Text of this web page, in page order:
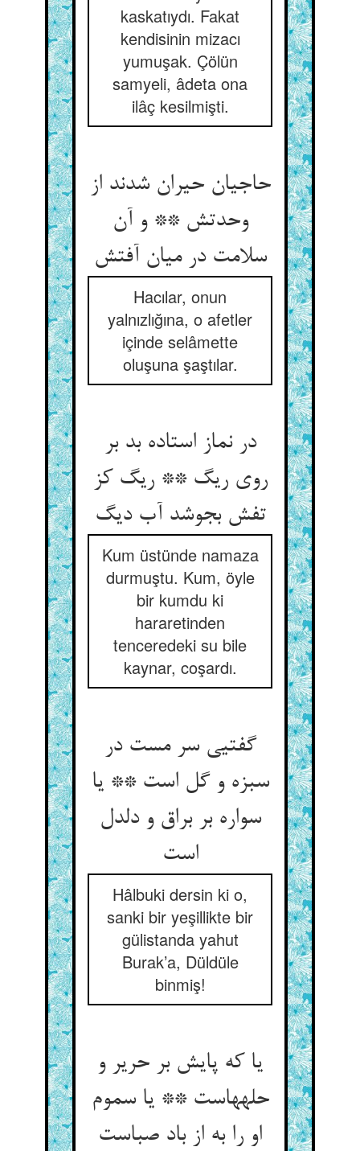
kaskatıydı. Fakat
kendisinin mizacı
yumuşak. Çölün
samyeli, âdeta ona
ilâç kesilmişti.
حاجیان حیران شدند از
وحدتش ** و آن
سلامت در میان آفتش‏
Hacılar, onun
yalnızlığına, o afetler
içinde selâmette
oluşuna şaştılar.
در نماز استاده بد بر
روی ریگ ** ریگ کز
تفش بجوشد آب دیگ‏
Kum üstünde namaza
durmuştu. Kum, öyle
bir kumdu ki
hararetinden
tenceredeki su bile
kaynar, coşardı.
گفتیی سر مست در
سبزه و گل است ** یا
سواره بر براق و دلدل
است‏
Hâlbuki dersin ki o,
sanki bir yeşillikte bir
gülistanda yahut
Burak’a, Düldüle
binmiş!
یا که پایش بر حریر و
حله‏هاست ** یا سموم
او را به از باد صباست‏